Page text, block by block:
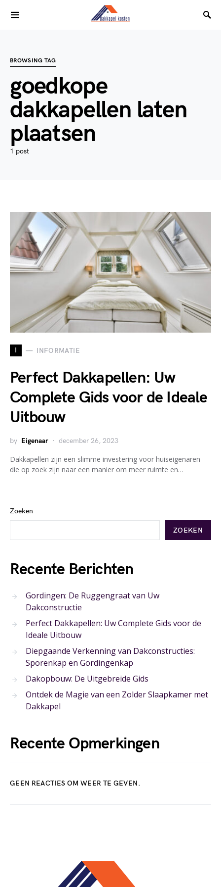
BROWSING TAG
goedkope
dakkapellen laten
plaatsen
1 post
I INFORMATIE
Perfect Dakkapellen: Uw
Complete Gids voor de Ideale
Uitbouw
by Eigenaar december 26, 2023
Dakkapellen zijn een slimme investering voor huiseigenaren
die op zoek zijn naar een manier om meer ruimte en…
Zoeken
ZOEKEN
Recente Berichten
Gordingen: De Ruggengraat van Uw
Dakconstructie
Perfect Dakkapellen: Uw Complete Gids voor de
Ideale Uitbouw
Diepgaande Verkenning van Dakconstructies:
Sporenkap en Gordingenkap
Dakopbouw: De Uitgebreide Gids
Ontdek de Magie van een Zolder Slaapkamer met
Dakkapel
Recente Opmerkingen
GEEN REACTIES OM WEER TE GEVEN.